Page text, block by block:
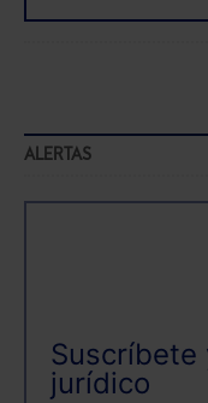
navegador. Si no
ALERTAS
Suscríbete
jurídico